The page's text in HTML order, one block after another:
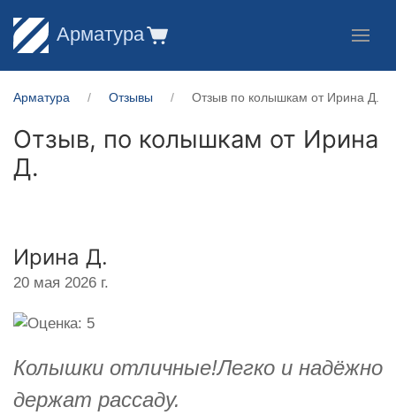
Арматура
Арматура Отзывы Отзыв по колышкам от Ирина Д.
Отзыв, по колышкам от Ирина
Д.
Ирина Д.
20 мая 2026 г.
Колышки отличные!Легко и надёжно
держат рассаду.